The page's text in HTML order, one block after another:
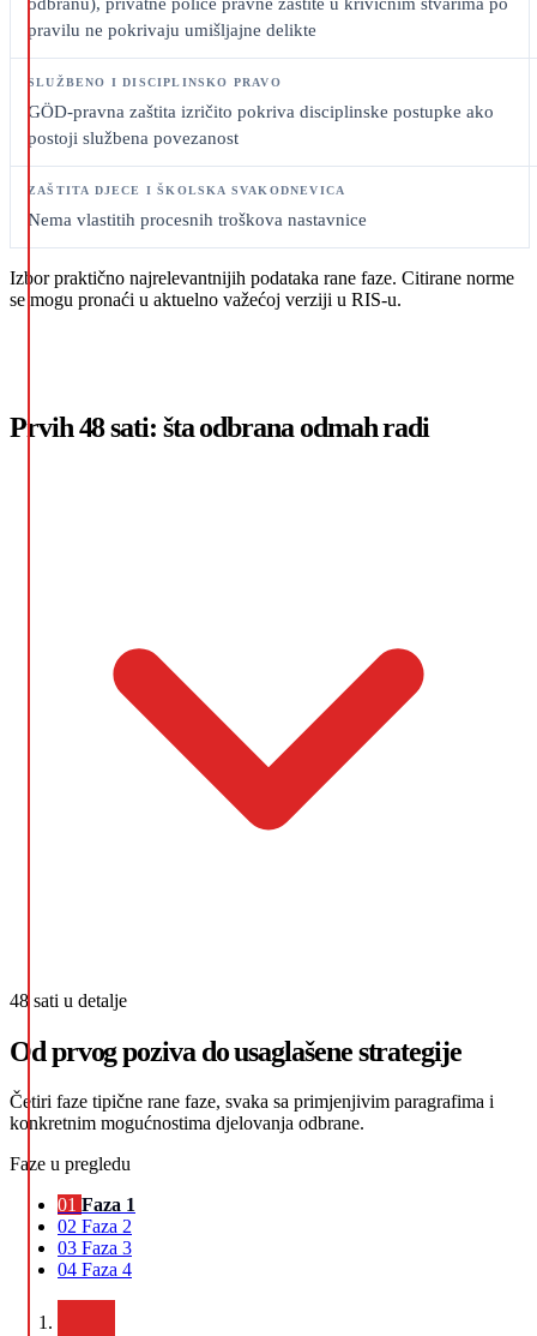
odbranu), privatne police pravne zaštite u krivičnim stvarima po
pravilu ne pokrivaju umišljajne delikte
GÖD-pravna zaštita izričito pokriva disciplinske postupke ako
postoji službena povezanost
Nema vlastitih procesnih troškova nastavnice
Izbor praktično najrelevantnijih podataka rane faze. Citirane norme
se mogu pronaći u aktuelno važećoj verziji u RIS-u.
Prvih 48 sati: šta odbrana odmah radi
48 sati u detalje
Od prvog poziva do usaglašene strategije
Četiri faze tipične rane faze, svaka sa primjenjivim paragrafima i
konkretnim mogućnostima djelovanja odbrane.
Faze u pregledu
01 Faza 1
02 Faza 2
03 Faza 3
04 Faza 4